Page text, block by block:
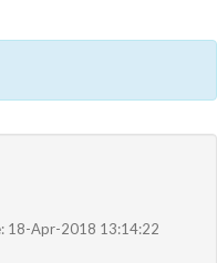
18-Apr-2018 13:14:22